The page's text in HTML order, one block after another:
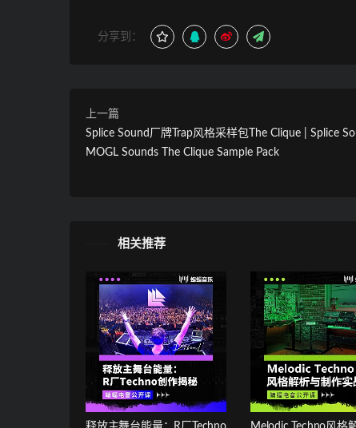
分享到：
上一篇
Splice Sound厂牌Trap风格采样包The Clique | Splice
MOGL Sounds The Clique Sample Pack
相关推荐